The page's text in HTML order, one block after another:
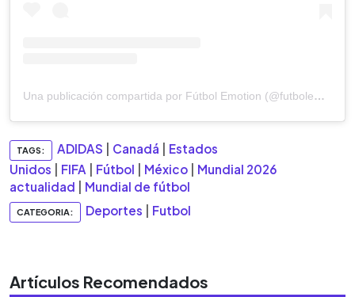
Una publicación compartida por Fútbol Emotion (@futbolemotion)
TAGS: ADIDAS Canadá
Estados
Unidos
FIFA Fútbol México
Mundial 2026
actualidad
Mundial de fútbol
CATEGORIA: Deportes Futbol
Artículos Recomendados